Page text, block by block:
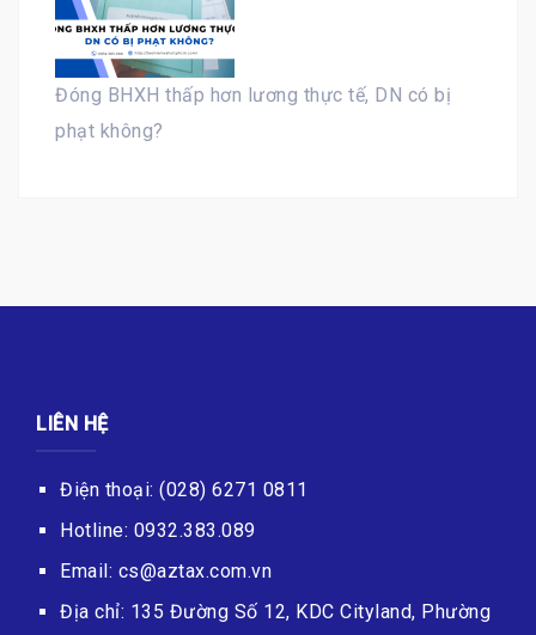
Đóng BHXH thấp hơn lương thực tế, DN có bị
phạt không?
LIÊN HỆ
Điện thoại: (028) 6271 0811
Hotline: 0932.383.089
Email: cs@aztax.com.vn
Địa chỉ: 135 Đường Số 12, KDC Cityland, Phường